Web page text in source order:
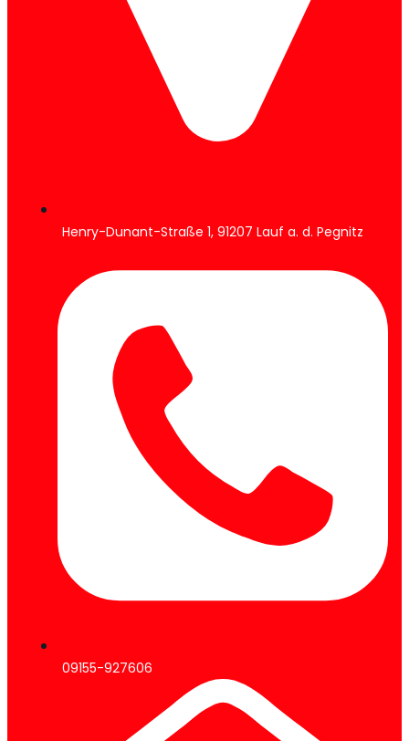
Henry-Dunant-Straße 1, 91207 Lauf a. d. Pegnitz
09155-927606